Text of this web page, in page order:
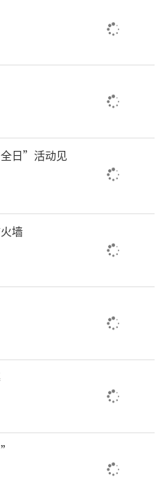
赴晋中市平遥县、榆
员们深入田野村落、
，详细采集药材种
、蕴藏量等信息，留
”忆起用足迹丈量草
慰。
发利用晋药资源，实
资源品种分布信息
药材栽培数据库等5个
实验室牵头完成
药资源普查及普查成
事业和产业发展的物
数字化管理，对中药
重大。”张朔生说，
市、区）中药材发展
药生产第一车间”。
日”活动见
墙